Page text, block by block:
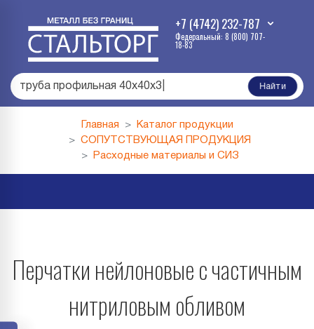
+7 (4742) 232-787
Федеральный: 8 (800) 707-
18-83
труба профильная 40х40х3 Найти
Главная
Каталог продукции
СОПУТСТВУЮЩАЯ ПРОДУКЦИЯ
Расходные материалы и СИЗ
Перчатки нейлоновые с частичным
нитриловым обливом